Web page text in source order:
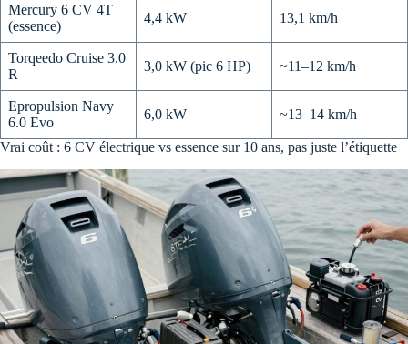
Mercury 6 CV 4T
(essence)
4,4 kW 13,1 km/h
Torqeedo Cruise 3.0
R
3,0 kW (pic 6 HP) ~11–12 km/h
Epropulsion Navy
6.0 Evo
6,0 kW ~13–14 km/h
Vrai coût : 6 CV électrique vs essence sur 10 ans, pas juste l’étiquette